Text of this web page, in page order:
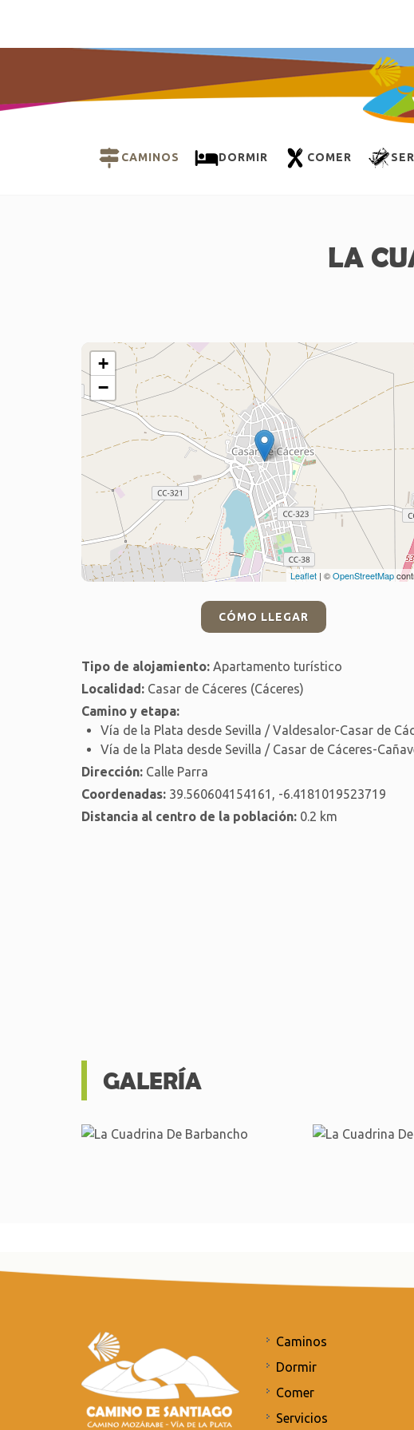
CAMINOS DORMIR COMER
LA
+
−
Leaflet| ©OpenStreetMap
CÓMO LLEGAR
Tipo de alojamiento: Apartamento turístico
Localidad: Casar de Cáceres (Cáceres)
Camino y etapa:
Vía de la Plata desde Sevilla / Valdesalor-Casar de
Vía de la Plata desde Sevilla / Casar de Cáceres-
Dirección: Calle Parra
Coordenadas: 39.560604154161, -6.4181019523719
Distancia al centro de la población: 0.2 km
GALERÍA
Caminos
Dormir
Comer
Servicios